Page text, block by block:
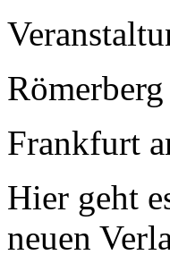
Frankfurt
Hier geht
neuen